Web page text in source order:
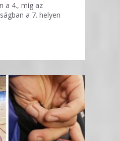
a 4., míg az
a 7. helyen